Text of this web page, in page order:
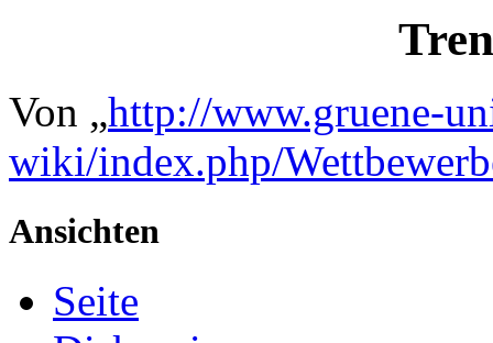
Von „http://www.gruene-
wiki/index.php/
Ansichten
Seite